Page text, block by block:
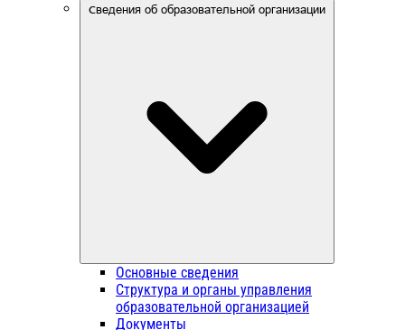
Сведения об образовательной организации
Основные сведения
Структура и органы управления
образовательной организацией
Документы